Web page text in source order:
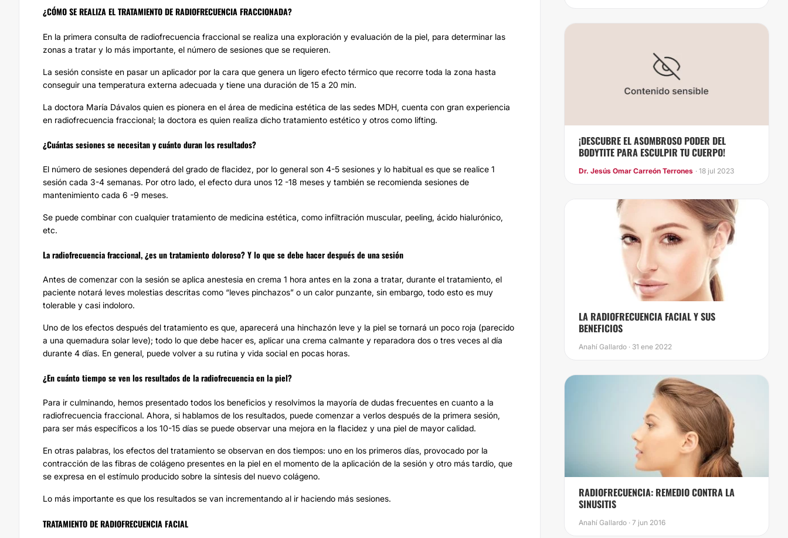
¿CÓMO SE REALIZA EL TRATAMIENTO DE RADIOFRECUENCIA FRACCIONADA?
En la primera consulta de radiofrecuencia fraccional se realiza una exploración y evaluación de la piel, para determinar las
zonas a tratar y lo más importante, el número de sesiones que se requieren.
La sesión consiste en pasar un aplicador por la cara que genera un ligero efecto térmico que recorre toda la zona hasta
conseguir una temperatura externa adecuada y tiene una duración de 15 a 20 min.
La doctora María Dávalos quien es pionera en el área de medicina estética de las sedes MDH, cuenta con gran experiencia
en radiofrecuencia fraccional; la doctora es quien realiza dicho tratamiento estético y otros como lifting.
¿Cuántas sesiones se necesitan y cuánto duran los resultados?
El número de sesiones dependerá del grado de flacidez, por lo general son 4-5 sesiones y lo habitual es que se realice 1
sesión cada 3-4 semanas. Por otro lado, el efecto dura unos 12 -18 meses y también se recomienda sesiones de
mantenimiento cada 6 -9 meses.
Se puede combinar con cualquier tratamiento de medicina estética, como infiltración muscular, peeling, ácido hialurónico,
etc.
La radiofrecuencia fraccional, ¿es un tratamiento doloroso? Y lo que se debe hacer después de una sesión
Antes de comenzar con la sesión se aplica anestesia en crema 1 hora antes en la zona a tratar, durante el tratamiento, el
paciente notará leves molestias descritas como “leves pinchazos” o un calor punzante, sin embargo, todo esto es muy
tolerable y casi indoloro.
Uno de los efectos después del tratamiento es que, aparecerá una hinchazón leve y la piel se tornará un poco roja (parecido
a una quemadura solar leve); todo lo que debe hacer es, aplicar una crema calmante y reparadora dos o tres veces al día
durante 4 días. En general, puede volver a su rutina y vida social en pocas horas.
¿En cuánto tiempo se ven los resultados de la radiofrecuencia en la piel?
Para ir culminando, hemos presentado todos los beneficios y resolvimos la mayoría de dudas frecuentes en cuanto a la
radiofrecuencia fraccional. Ahora, si hablamos de los resultados, puede comenzar a verlos después de la primera sesión,
para ser más específicos a los 10-15 días se puede observar una mejora en la flacidez y una piel de mayor calidad.
En otras palabras, los efectos del tratamiento se observan en dos tiempos: uno en los primeros días, provocado por la
contracción de las fibras de colágeno presentes en la piel en el momento de la aplicación de la sesión y otro más tardío, que
se expresa en el estímulo producido sobre la síntesis del nuevo colágeno.
Lo más importante es que los resultados se van incrementando al ir haciendo más sesiones.
TRATAMIENTO DE RADIOFRECUENCIA FACIAL
¡DESCUBRE EL ASOMBROSO PODER DEL
BODYTITE PARA ESCULPIR TU CUERPO!
Dr. Jesús Omar Carreón Terrones · 18 jul 2023
​LA RADIOFRECUENCIA FACIAL Y SUS
BENEFICIOS
Anahí Gallardo · 31 ene 2022
RADIOFRECUENCIA: REMEDIO CONTRA LA
SINUSITIS
Anahí Gallardo · 7 jun 2016